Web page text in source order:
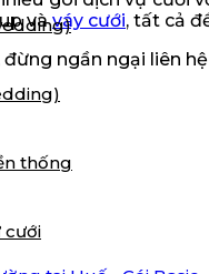
thống
cưới
vàváy cưới, tất cả
ngần ngại liên